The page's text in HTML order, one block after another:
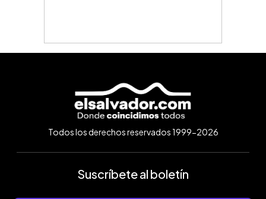
Todos los derechos reservados 1999-2026
Suscríbete al boletín